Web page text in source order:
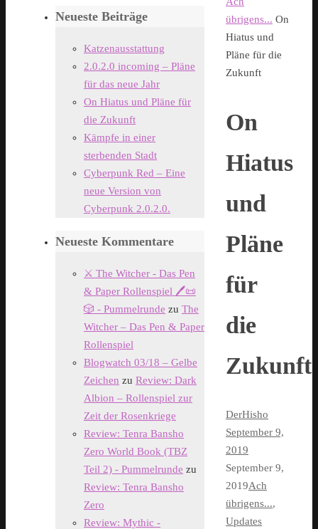
übrigens... On
Hiatus und
Pläne für die
Zukunft
On
Hiatus
und
Pläne
für
die
Zukunft
DerHisho
September 9,
2019
September 9,
2019Ach
übrigens...,
Updates
Neueste Beiträge
Katzenausstattung
2.0.2.0 incoming – Pläne
für das neue Jahr
On Hiatus und Pläne für
die Zukunft
Kämpfe in einer
sterbenden Stadt
Cyberpunk Red – Eine
neue Version von
Cyberpunk 2.0.2.0.
Neueste Kommentare
⚔️ The Witcher - Das Pen
& Paper Rollenspiel 🖊️📜
🎲 - Pummelrunde zu The
Witcher – Das Pen & Paper
Rollenspiel
Blogwatch 03/18 – Gelbe
Zeichen zu Review: Dark
Albion – Rollenspiel zur
Zeit der Rosenkriege
Review: Tenra Bansho
Zero World Book (TBZ
Teil 2) - Pummelrunde zu
Review: Tenra Bansho
Zero
Review: Mythic -